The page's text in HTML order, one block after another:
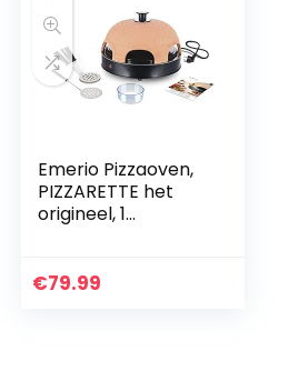
Emerio Pizzaoven,
PIZZARETTE het
origineel, 1
gepatenteerd
€79.99